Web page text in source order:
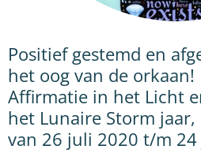
Positief gestemd en
het oog van de orkaan!
Affirmatie in het Licht
het Lunaire Storm jaar,
van 26 juli 2020 t/m 24